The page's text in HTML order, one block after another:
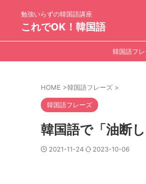
勉強いらずの韓国語講座
これでOK！韓国語
韓国語フ
HOME >韓国語フレーズ >
韓国語フレーズ
韓国語で「油断
2021-11-24 2023-10-06